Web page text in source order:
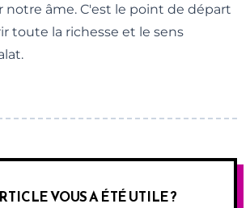
notre âme. C'est le point de départ
toute la richesse et le sens
.
VOUS A ÉTÉ UTILE ?